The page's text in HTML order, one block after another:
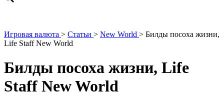
Игровая валюта > Статьи > New World > Билды посоха жизни,
Life Staff New World
Билды посоха жизни, Life
Staff New World